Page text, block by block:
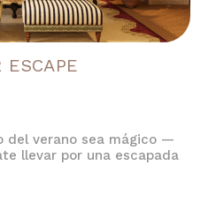
ESCAPE
del verano sea mágico —
llevar por una escapada